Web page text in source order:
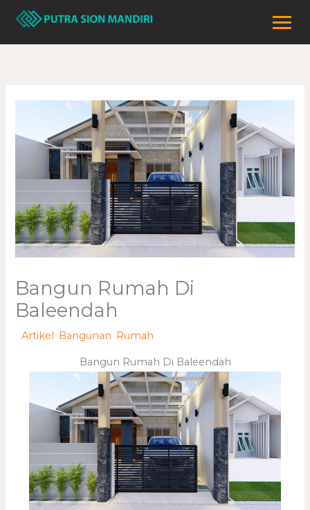
Lewati
konten
Bangun Rumah Di
Baleendah
/Artikel Bangunan Rumah
Bangun Rumah Di Baleendah